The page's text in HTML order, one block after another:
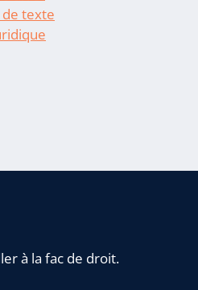
texte
à la fac de droit.